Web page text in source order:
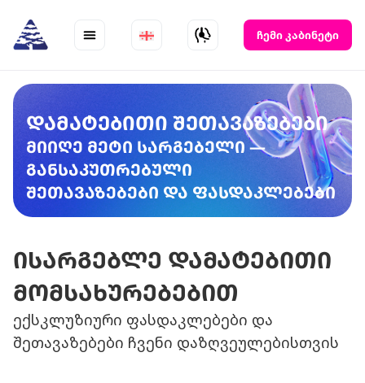
content
ჩემი კაბინეტი
დამატებითი შეთავაზებები
მიიღე მეტი სარგებელი —
განსაკუთრებული
შეთავაზებები და ფასდაკლებები
ისარგებლე დამატებითი
მომსახურებებით
ექსკლუზიური ფასდაკლებები და
შეთავაზებები ჩვენი დაზღვეულებისთვის